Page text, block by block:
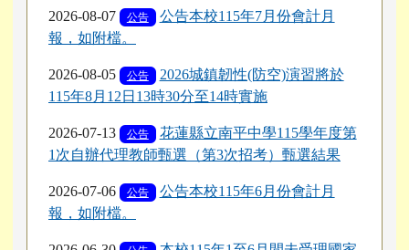
2026-08-07 公告
公告本校115年7月份會計月
報，如附檔。
2026-08-05 公告
2026城鎮韌性(防空)演習將於
115年8月12日13時30分至14時實施
2026-07-13 公告
花蓮縣立南平中學115學年度第
1次自辦代理教師甄選（第3次招考）甄選結果
2026-07-06 公告
公告本校115年6月份會計月
報，如附檔。